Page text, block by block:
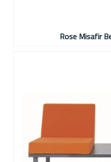
Rose Misafir